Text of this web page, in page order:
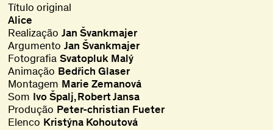
Título original
Alice
Realização Jan Švankmajer
Argumento Jan Švankmajer
Fotografia Svatopluk Malý
Animação Bedřich Glaser
Montagem Marie Zemanová
Som Ivo Špalj Robert Jansa
Produção Peter-christian Fueter
Elenco Kristýna Kohoutová